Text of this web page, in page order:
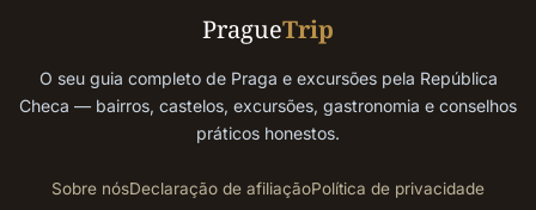
PragueTrip
O seu guia completo de Praga e excursões pela República
Checa — bairros, castelos, excursões, gastronomia e conselhos
práticos honestos.
Sobre nósDeclaração de afiliaçãoPolítica de privacidade